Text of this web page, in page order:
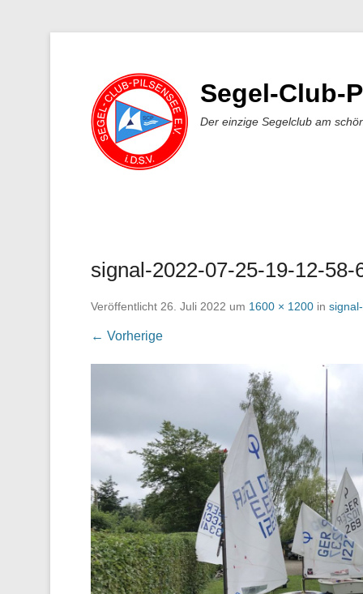
Segel-Club-
Der einzige Segelclub am
signal-2022-07-25-19-12-58-
Veröffentlicht 26. Juli 2022 um 1600 × 1200 in
← Vorherige